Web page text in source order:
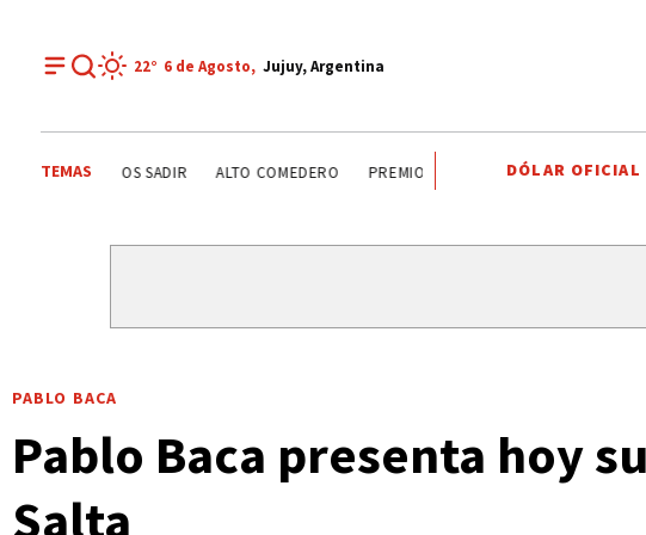
22° 6 de Agosto, Jujuy, Argentina
TEMASAGUA POTABLE SANTISIMO SALVADOR CARLOS SADIR ALTO
DÓLAR OFICIAL
PABLO BACA
Pablo Baca presenta hoy
Salta